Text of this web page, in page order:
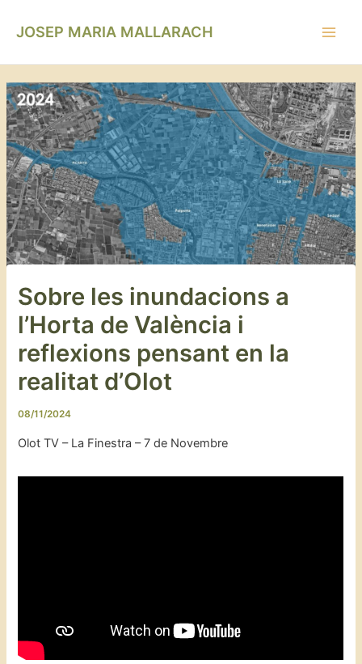
JOSEP MARIA MALLARACH
Sobre les inundacions a
l’Horta de València i
reflexions pensant en la
realitat d’Olot
08/11/2024
Olot TV – La Finestra – 7 de Novembre
d'entrades